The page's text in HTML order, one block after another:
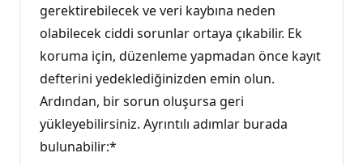
gerektirebilecek ve veri kaybına neden
olabilecek ciddi sorunlar ortaya çıkabilir. Ek
koruma için, düzenleme yapmadan önce kayıt
defterini yedeklediğinizden emin olun.
Ardından, bir sorun oluşursa geri
yükleyebilirsiniz. Ayrıntılı adımlar burada
bulunabilir:*